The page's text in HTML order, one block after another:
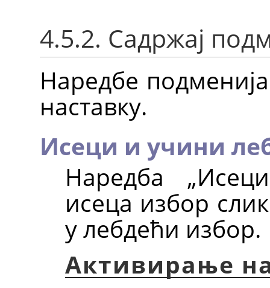
4.5.2. Садржај
Наредбе
наставку.
Исеци и учини
Наредба „
исеца избор
у лебдећи избор.
Активирање